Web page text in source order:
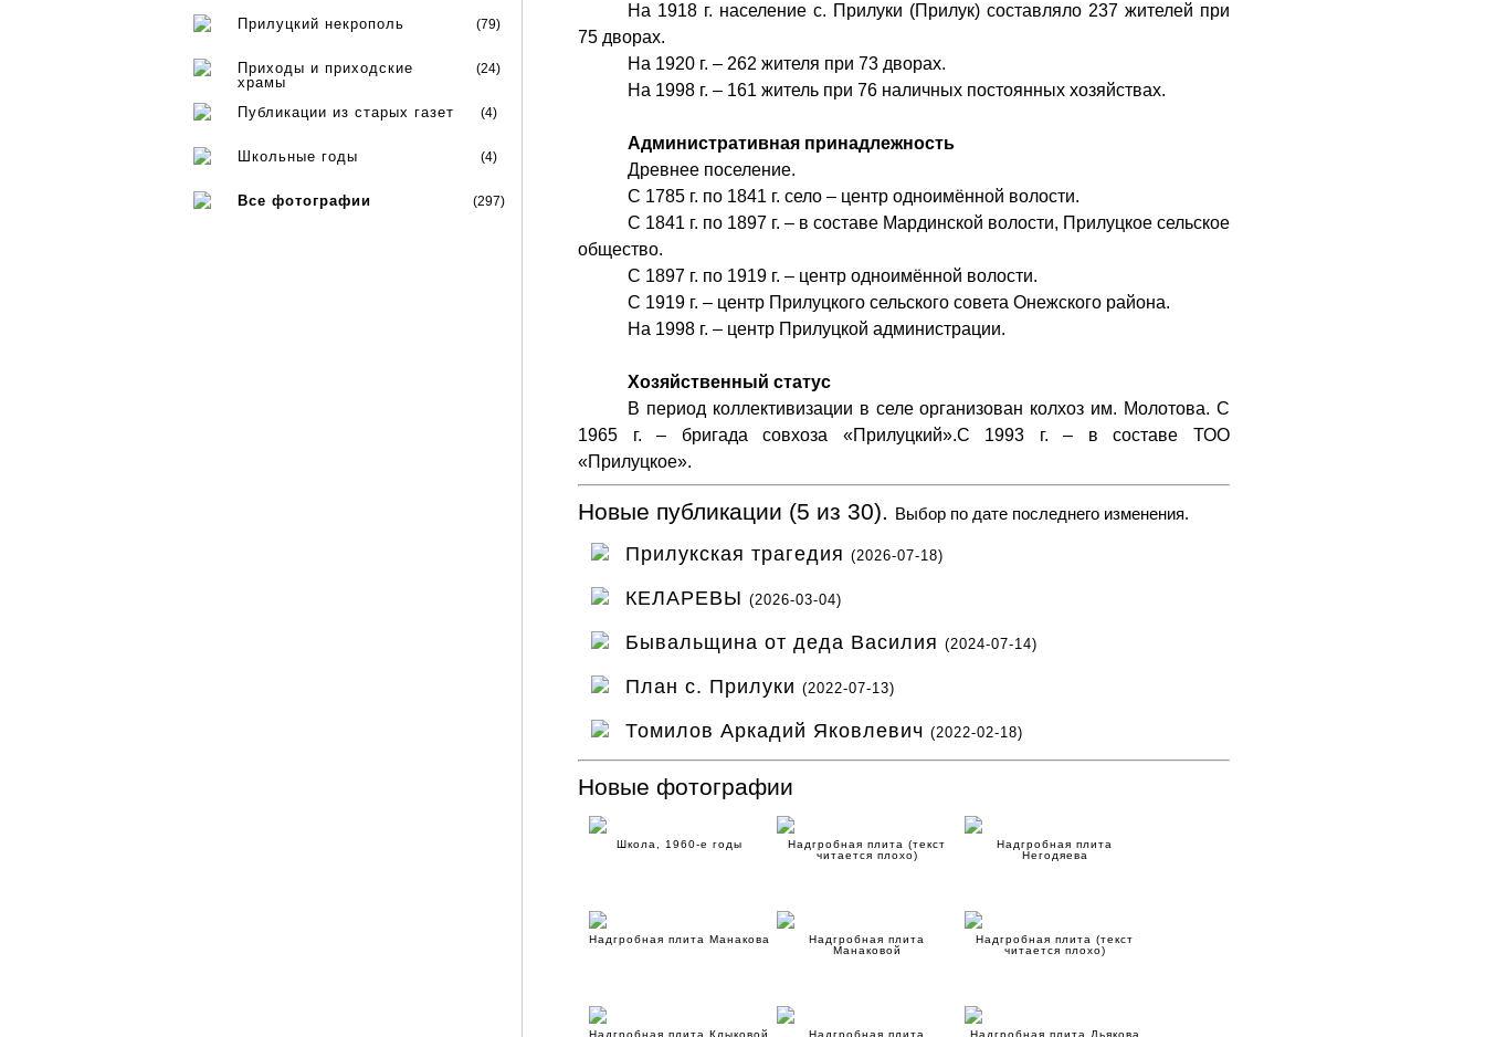
Прилуцкий некрополь (79)
Приходы и приходские
храмы
(24)
Публикации из старых газет (4)
Школьные годы (4)
Все фотографии (297)
На 1918 г. население с. Прилуки (Прилук) составляло 237 жителей при
75 дворах.
На 1920 г. – 262 жителя при 73 дворах.
На 1998 г. – 161 житель при 76 наличных постоянных хозяйствах.
Административная принадлежность
Древнее поселение.
С 1785 г. по 1841 г. село – центр одноимённой волости.
С 1841 г. по 1897 г. – в составе Мардинской волости, Прилуцкое сельское
общество.
С 1897 г. по 1919 г. – центр одноимённой волости.
С 1919 г. – центр Прилуцкого сельского совета Онежского района.
На 1998 г. – центр Прилуцкой администрации.
Хозяйственный статус
В период коллективизации в селе организован колхоз им. Молотова. С
1965 г. – бригада совхоза «Прилуцкий».С 1993 г. – в составе ТОО
«Прилуцкое».
Новые публикации (5 из 30). Выбор по дате последнего изменения.
Прилукская трагедия (2026-07-18)
КЕЛАРЕВЫ (2026-03-04)
Бывальщина от деда Василия (2024-07-14)
План с. Прилуки (2022-07-13)
Томилов Аркадий Яковлевич (2022-02-18)
Новые фотографии
Школа, 1960-е годы
Надгробная плита (текст
читается плохо)
Надгробная плита
Негодяева
Надгробная плита Манакова
Надгробная плита
Манаковой
Надгробная плита (текст
читается плохо)
Надгробная плита Клыковой Надгробная плита Надгробная плита Дьякова